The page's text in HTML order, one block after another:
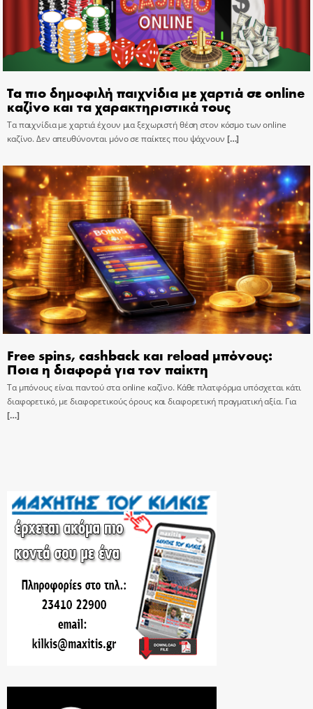
Τα πιο δημοφιλή παιχνίδια με χαρτιά σε online
καζίνο και τα χαρακτηριστικά τους
Τα παιχνίδια με χαρτιά έχουν μια ξεχωριστή θέση στον κόσμο των online
καζίνο. Δεν απευθύνονται μόνο σε παίκτες που ψάχνουν […]
Free spins, cashback και reload μπόνους:
Ποια η διαφορά για τον παίκτη
Τα μπόνους είναι παντού στα online καζίνο. Κάθε πλατφόρμα υπόσχεται κάτι
διαφορετικό, με διαφορετικούς όρους και διαφορετική πραγματική αξία. Για
[…]